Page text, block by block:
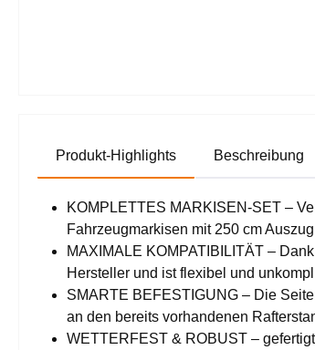
Produkt-Highlights Beschreibung
KOMPLETTES MARKISEN-SET –
Fahrzeugmarkisen mit 250 cm
MAXIMALE KOMPATIBILITÄT –
Hersteller und ist flexibel und
SMARTE BEFESTIGUNG – Die
an den bereits vorhandenen
WETTERFEST & ROBUST –